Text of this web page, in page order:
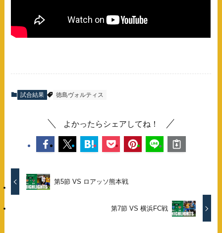
試合結果 徳島ヴォルティス
よかったらシェアしてね！
第5節 VS ロアッソ熊本戦
第7節 VS 横浜FC戦